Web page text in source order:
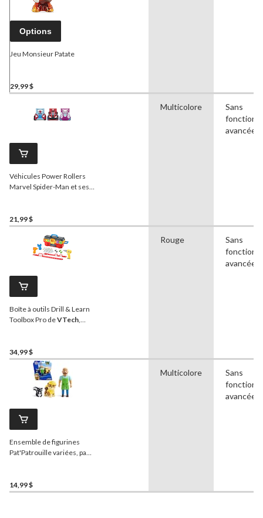
Options
Jeu Monsieur Patate
29,99 $
Véhicules Power Rollers
Marvel Spider-Man et ses
21,99 $
Multicolore
Sans
avancées
Boîte à outils Drill & Learn
Toolbox Pro deVTech
34,99 $
Rouge
Sans
avancées
Ensemble de figurines
Pat'Patrouille variées, paq.
14,99 $
Multicolore
Sans
avancées